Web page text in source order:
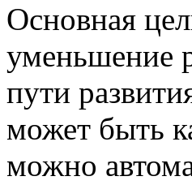
Основная
уменьшение
пути
может быть
можно